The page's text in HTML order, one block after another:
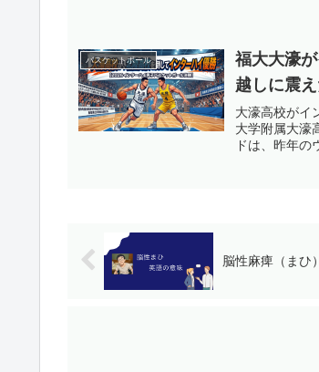
を目指す選
実力を証明す
れまで積み重
す。ヒロヤス
から注目し
えてきた姿に
のファンに夢
サマーリーグ
バスケットボール
福大大濠
越しに震
大濠高校がイ
大学附属大濠
ドは、昨年の
脳性麻痺（まひ